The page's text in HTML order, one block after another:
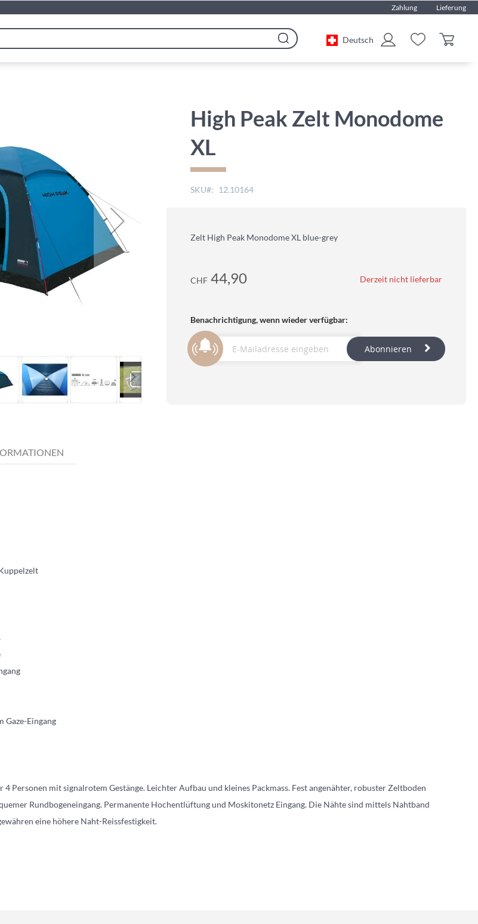
Zahlung Lieferung
Search
Deutsch
High Peak Zelt Monodome
XL
SKU 12.10164
Zelt High Peak Monodome XL blue-grey
CHF 44,90 Derzeit nicht lieferbar
Benachrichtigung, wenn wieder verfügbar:
Abonnieren
Gaze-Eingang
Personen mit signalrotem Gestänge. Leichter Aufbau und kleines Packmass. Fest angenähter, robuster Zeltboden
Rundbogeneingang. Permanente Hochentlüftung und Moskitonetz Eingang. Die Nähte sind mittels Nahtband
eine höhere Naht-Reissfestigkeit.